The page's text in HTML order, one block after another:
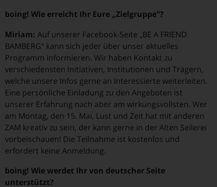
boing! Wie erreicht Ihr Eure „Zielgruppe“?
Miriam: Auf unserer Facebook-Seite „BE A FRIEND
BAMBERG“ kann sich jeder über unser aktuelles
Programm informieren. Wir haben Kontakt zu
verschiedensten Initiativen, Institutionen und Trägern,
welche unsere Infos gerne an Interessierte weiterleiten.
Eine persönliche Einladung zu den Angeboten ist
unserer Erfahrung nach aber am wirkungsvollsten. Wer
am Montag, den 15. Mai, Lust und Zeit hat mit anderen
ZAM kreativ zu sein, der kann gerne in der Alten Seilerei
vorbeischauen! Die Teilnahme ist kostenlos und
erfordert keine Anmeldung.
boing! Wie werdet Ihr von deutscher Seite
unterstützt?